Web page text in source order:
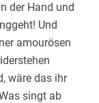
der Hand und
Und
amourösen
wäre das ihr
singt ab